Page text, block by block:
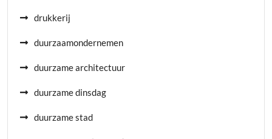
drukkerij
duurzaamondernemen
duurzame architectuur
duurzame dinsdag
duurzame stad